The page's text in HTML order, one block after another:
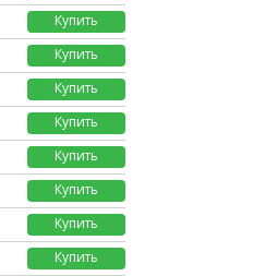
Купить
Купить
Купить
Купить
Купить
Купить
Купить
Купить